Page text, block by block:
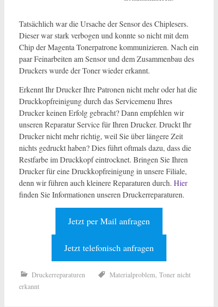
Tatsächlich war die Ursache der Sensor des Chiplesers.
Dieser war stark verbogen und konnte so nicht mit dem
Chip der Magenta Tonerpatrone kommunizieren. Nach ein
paar Feinarbeiten am Sensor und dem Zusammenbau des
Druckers wurde der Toner wieder erkannt.
Erkennt Ihr Drucker Ihre Patronen nicht mehr oder hat die
Druckkopfreinigung durch das Servicemenu Ihres
Drucker keinen Erfolg gebracht? Dann empfehlen wir
unseren Reparatur Service für Ihren Drucker. Druckt Ihr
Drucker nicht mehr richtig, weil Sie über längere Zeit
nichts gedruckt haben? Dies führt oftmals dazu, dass die
Restfarbe im Druckkopf eintrocknet. Bringen Sie Ihren
Drucker für eine Druckkopfreinigung in unsere Filiale,
denn wir führen auch kleinere Reparaturen durch. Hier
finden Sie Informationen unseren Druckerreparaturen.
Jetzt per Mail anfragen
Jetzt telefonisch anfragen
Druckerreparaturen Materialproblem, Toner nicht
erkannt